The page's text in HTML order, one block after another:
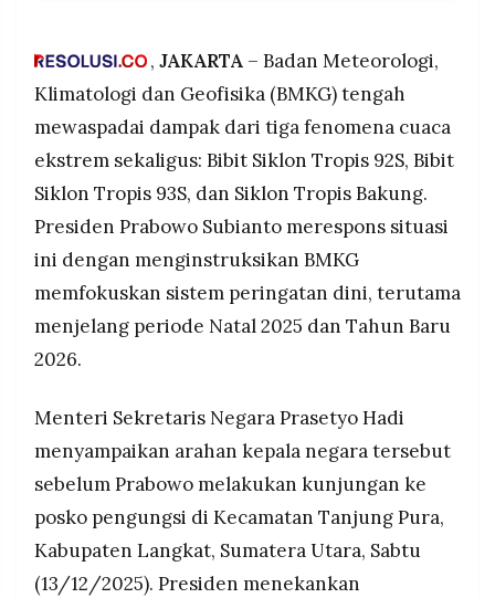
PT.
MEDIA
PRAMUDITA
-
PT.
MEDIA
PRAMUDITA
kecepatan 75 km/jam), Bibit Siklon 93S (selatan
Bengkulu) yang mengancam berbagai wilayah
Indonesia.
Presiden Prabowo instruksikan BMKG fokus pada
peringatan dini di daerah berpotensi curah hujan
tinggi menjelang Natal dan Tahun Baru 2026,
terutama untuk wilayah Bengkulu, Lampung,
Sumbar, Jatim, Bali, dan NTB.
Dampak tidak langsung hingga 14 Desember
2025 berupa hujan sedang-lebat dan angin
kencang, meski potensi Bibit Siklon 92S dan 93S
, JAKARTA– Badan Meteorologi,
Klimatologi dan Geofisika (BMKG) tengah
mewaspadai dampak dari tiga fenomena cuaca
ekstrem sekaligus: Bibit Siklon Tropis 92S, Bibit
Siklon Tropis 93S, dan Siklon Tropis Bakung.
Presiden Prabowo Subianto merespons situasi
ini dengan menginstruksikan BMKG
memfokuskan sistem peringatan dini, terutama
menjelang periode Natal 2025 dan Tahun Baru
2026.
Menteri Sekretaris Negara Prasetyo Hadi
menyampaikan arahan kepala negara tersebut
sebelum Prabowo melakukan kunjungan ke
posko pengungsi di Kecamatan Tanjung Pura,
Kabupaten Langkat, Sumatera Utara, Sabtu
(13/12/2025). Presiden menekankan